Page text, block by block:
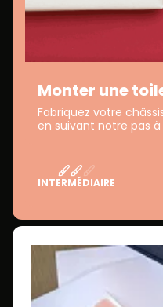
Monter une
Fabriquez votre
en suivant notre pas à
INTERMÉDIAIRE